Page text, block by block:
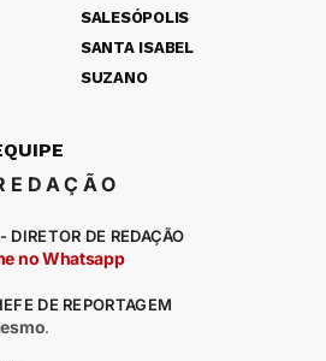
SALESÓPOLIS
SANTA ISABEL
SUZANO
DE REDAÇÃO
no Whatsapp
DE REPORTAGEM
.